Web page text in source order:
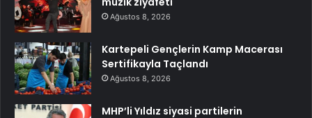
Ağustos 8, 2026
Kartepeli Gençlerin Kamp Macerası
Sertifikayla Taçlandı
Ağustos 8, 2026
MHP’li Yıldız siyasi partilerin